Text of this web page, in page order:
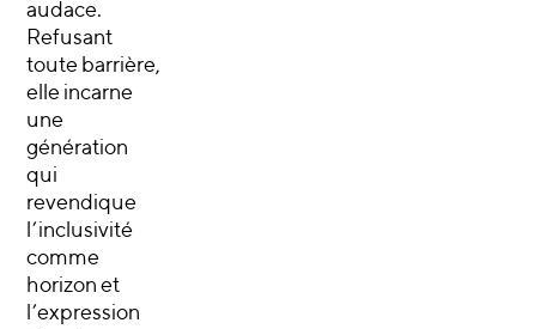
audace.
Refusant
toute barrière,
elle incarne
une
génération
qui
revendique
l’inclusivité
comme
horizon et
l’expression